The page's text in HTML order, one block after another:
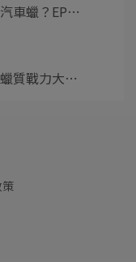
車蠟？EP⋯
質戰力大⋯